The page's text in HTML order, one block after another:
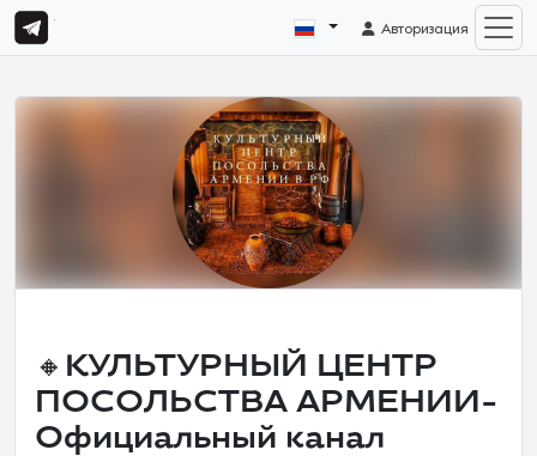
Авторизация
🔸КУЛЬТУРНЫЙ ЦЕНТР
ПОСОЛЬСТВА АРМЕНИИ-
Официальный канал